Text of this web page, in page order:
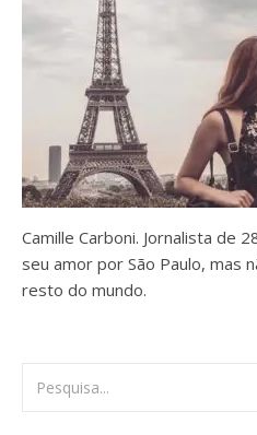
Camille Carboni. Jornalista de
seu amor por São Paulo, mas
resto do mundo.